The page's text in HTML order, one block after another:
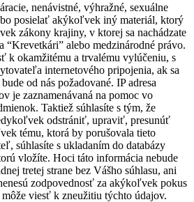
nenávistné, výhražné, sexuálne
posielať akýkoľvek iný materiál, ktorý
zákony krajiny, v ktorej sa nachádzate
“Krevetkári” alebo medzinárodné právo.
k okamžitému a trvalému vylúčeniu, s
internetového pripojenia, ak sa
od nás požadované. IP adresa
je zaznamenávaná na pomoc vo
Taktiež súhlasíte s tým, že
odstrániť, upraviť, presunúť
tému, ktorá by porušovala tieto
súhlasíte s ukladaním do databázy
vložíte. Hoci táto informácia nebude
tretej strane bez Vášho súhlasu, ani
zodpovednosť za akýkoľvek pokus
viesť k zneužitiu týchto údajov.